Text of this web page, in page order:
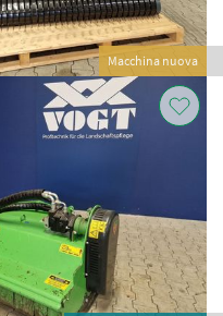
Macchina nuova